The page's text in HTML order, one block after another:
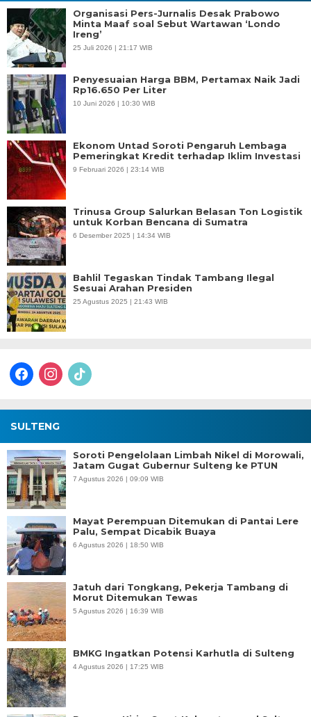
Organisasi Pers-Jurnalis Desak Prabowo
Minta Maaf soal Sebut Wartawan ‘Londo
Ireng’
25 Juli 2026 | 21:17 WIB
Penyesuaian Harga BBM, Pertamax Naik Jadi
Rp16.650 Per Liter
10 Juni 2026 | 10:30 WIB
Ekonom Untad Soroti Pengaruh Lembaga
Pemeringkat Kredit terhadap Iklim Investasi
9 Februari 2026 | 23:14 WIB
Trinusa Group Salurkan Belasan Ton Logistik
untuk Korban Bencana di Sumatra
6 Desember 2025 | 14:34 WIB
Bahlil Tegaskan Tindak Tambang Ilegal
Sesuai Arahan Presiden
25 Agustus 2025 | 21:43 WIB
facebookinstagram
tiktok
SULTENG
Soroti Pengelolaan Limbah Nikel di Morowali,
Jatam Gugat Gubernur Sulteng ke PTUN
7 Agustus 2026 | 09:09 WIB
Mayat Perempuan Ditemukan di Pantai Lere
Palu, Sempat Dicabik Buaya
6 Agustus 2026 | 18:50 WIB
Jatuh dari Tongkang, Pekerja Tambang di
Morut Ditemukan Tewas
5 Agustus 2026 | 16:39 WIB
BMKG Ingatkan Potensi Karhutla di Sulteng
4 Agustus 2026 | 17:25 WIB